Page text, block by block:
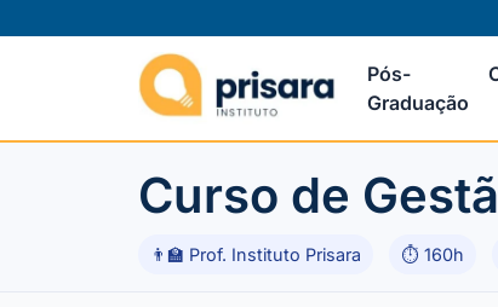
Pós-
Graduação
Curso de
👨‍🏫 Prof. Instituto Prisara ⏱ 160h